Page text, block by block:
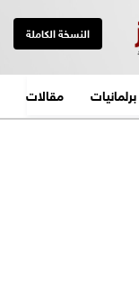
النسخة الكاملة
برلمانيات مقالات